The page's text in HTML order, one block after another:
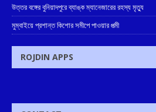
উত্তর বঙ্গের বুনিয়াদপুরে ব্যাঙ্ক ম্যানেজারের রহস্য মৃত্যু
মুম্বাইয়ে প্রশান্ত কিশোর সমীপে পাওয়ার পত্মী
ROJDIN APPS